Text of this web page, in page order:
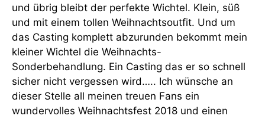
und übrig bleibt der perfekte Wichtel. Klein, süß
und mit einem tollen Weihnachtsoutfit. Und um
das Casting komplett abzurunden bekommt mein
kleiner Wichtel die Weihnachts-
Sonderbehandlung. Ein Casting das er so schnell
sicher nicht vergessen wird….. Ich wünsche an
dieser Stelle all meinen treuen Fans ein
wundervolles Weihnachtsfest 2018 und einen